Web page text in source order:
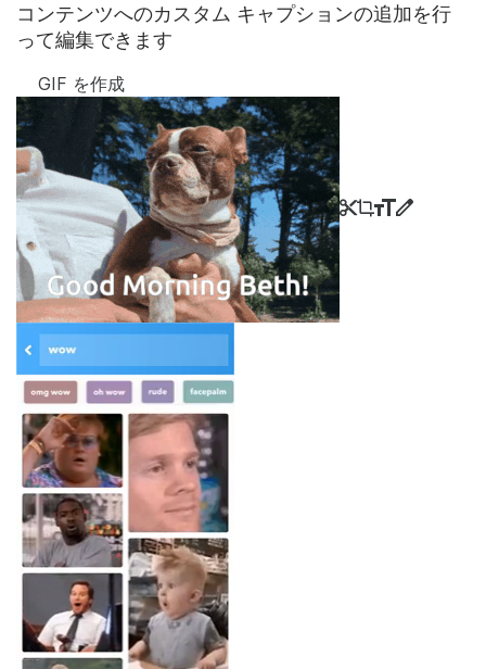
コンテンツへのカスタム キャプションの追加を行
って編集できます
GIF を作成